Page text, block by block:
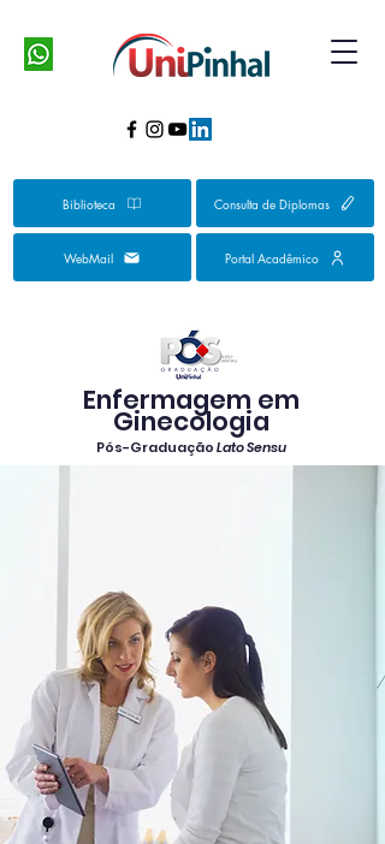
Biblioteca Consulta de Diplomas
WebMail Portal Acadêmico
Enfermagem em
Ginecologia
Pós-GraduaçãoLato Sensu